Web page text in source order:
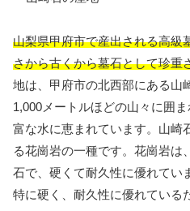
山梨県甲府市で産出される高級
さから古くから墓石として珍重
地は、甲府市の北西部にある山
1,000メートルほどの山々に囲
富な水に恵まれています。山崎
る花崗岩の一種です。花崗岩は
石で、硬くて耐久性に優れてい
特に硬く、耐久性に優れている